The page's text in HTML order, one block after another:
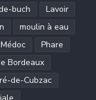
buch
Lavoir
moulin à eau
Médoc
Phare
Bordeaux
de-Cubzac